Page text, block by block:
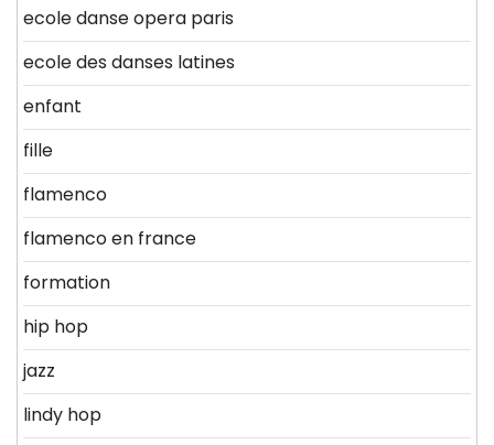
ecole danse opera paris
ecole des danses latines
enfant
fille
flamenco
flamenco en france
formation
hip hop
jazz
lindy hop